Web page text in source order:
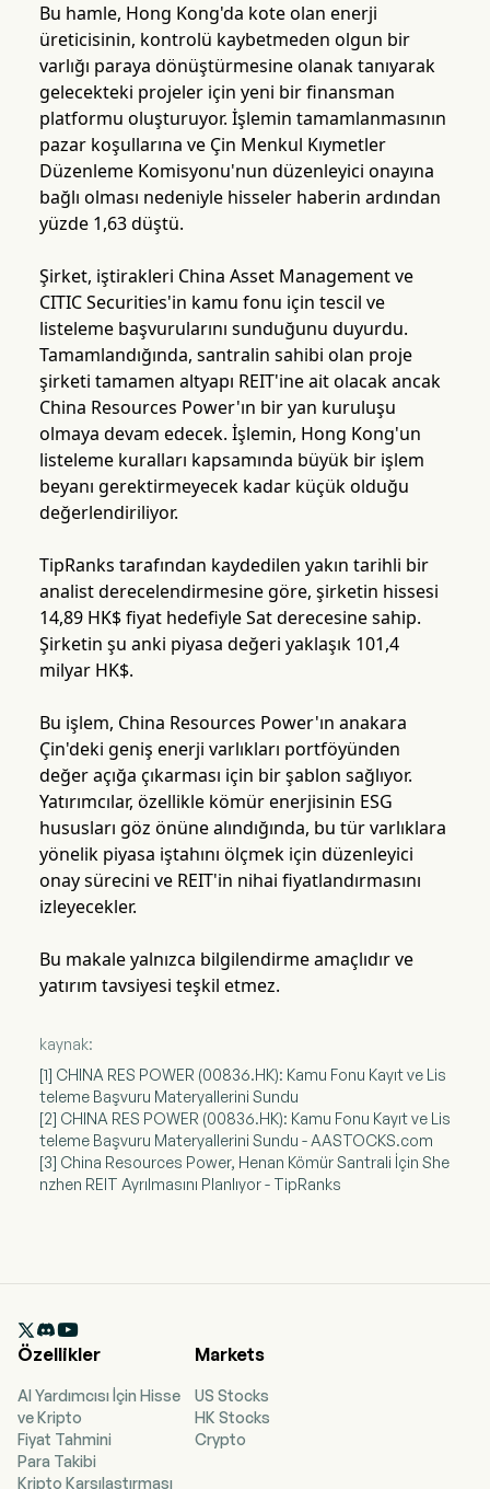
Bu hamle, Hong Kong'da kote olan enerji
üreticisinin, kontrolü kaybetmeden olgun bir
varlığı paraya dönüştürmesine olanak tanıyarak
gelecekteki projeler için yeni bir finansman
platformu oluşturuyor. İşlemin tamamlanmasının
pazar koşullarına ve Çin Menkul Kıymetler
Düzenleme Komisyonu'nun düzenleyici onayına
bağlı olması nedeniyle hisseler haberin ardından
yüzde 1,63 düştü.
Şirket, iştirakleri China Asset Management ve
CITIC Securities'in kamu fonu için tescil ve
listeleme başvurularını sunduğunu duyurdu.
Tamamlandığında, santralin sahibi olan proje
şirketi tamamen altyapı REIT'ine ait olacak ancak
China Resources Power'ın bir yan kuruluşu
olmaya devam edecek. İşlemin, Hong Kong'un
listeleme kuralları kapsamında büyük bir işlem
beyanı gerektirmeyecek kadar küçük olduğu
değerlendiriliyor.
TipRanks tarafından kaydedilen yakın tarihli bir
analist derecelendirmesine göre, şirketin hissesi
14,89 HK$ fiyat hedefiyle Sat derecesine sahip.
Şirketin şu anki piyasa değeri yaklaşık 101,4
milyar HK$.
Bu işlem, China Resources Power'ın anakara
Çin'deki geniş enerji varlıkları portföyünden
değer açığa çıkarması için bir şablon sağlıyor.
Yatırımcılar, özellikle kömür enerjisinin ESG
hususları göz önüne alındığında, bu tür varlıklara
yönelik piyasa iştahını ölçmek için düzenleyici
onay sürecini ve REIT'in nihai fiyatlandırmasını
izleyecekler.
Bu makale yalnızca bilgilendirme amaçlıdır ve
yatırım tavsiyesi teşkil etmez.
kaynak:
[1] CHINA RES POWER (00836.HK): Kamu Fonu Kayıt ve Lis
teleme Başvuru Materyallerini Sundu
[2] CHINA RES POWER (00836.HK): Kamu Fonu Kayıt ve Lis
teleme Başvuru Materyallerini Sundu - AASTOCKS.com
[3] China Resources Power, Henan Kömür Santrali İçin She
nzhen REIT Ayrılmasını Planlıyor - TipRanks

Özellikler
AI Yardımcısı İçin Hisse
ve Kripto
Fiyat Tahmini
Para Takibi
Kripto Karşılaştırması
Markets
US Stocks
HK Stocks
Crypto